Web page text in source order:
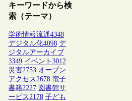
キーワードから検
索（テーマ）
学術情報流通4348
デジタル化4098 デ
ジタルアーカイブ
3349 イベント 3012
災害2753 オープン
アクセス 2678 電子
書籍2227 図書館サ
ービス 2178 子ども